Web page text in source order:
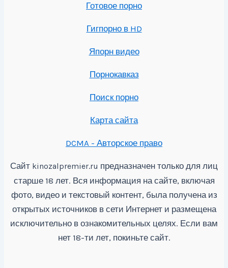
Готовое порно
Гигпорно в HD
Япорн видео
Порнокавказ
Поиск порно
Карта сайта
DCMA - Авторское право
Сайт kinozalpremier.ru предназначен только для лиц
старше 18 лет. Вся информация на сайте, включая
фото, видео и текстовый контент, была получена из
открытых источников в сети Интернет и размещена
исключительно в ознакомительных целях. Если вам
нет 18-ти лет, покиньте сайт.